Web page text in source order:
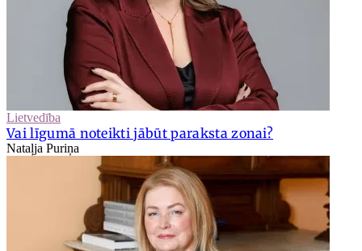
Lietvedība
Vai līgumā noteikti jābūt paraksta zonai?
Nataļja Puriņa